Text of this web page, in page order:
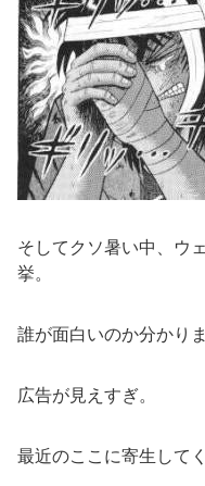
そしてクソ暑い中、ウ
挙。
誰が面白いのか分かりま
広告が見えすぎ。
最近のここに寄生して